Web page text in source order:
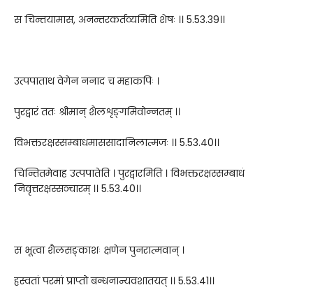
स चिन्तयामास, अनन्तरकर्तव्यमिति शेषः ।। 5.53.39।।
उत्पपाताथ वेगेन ननाद च महाकपिः ।
पुरद्वारं ततः श्रीमान् शैलशृङ्गमिवोन्नतम् ।।
विभक्तरक्षस्सम्बाधमाससादानिलात्मजः ।। 5.53.40।।
चिन्तितमेवाह उत्पपातेति । पुरद्वारमिति । विभक्तरक्षस्सम्बाधं
निवृत्तरक्षस्सञ्चारम् ।। 5.53.40।।
स भूत्वा शैलसङ्काशः क्षणेन पुनरात्मवान् ।
ह्रस्वतां परमां प्राप्तो बन्धनान्यवशातयत् ।। 5.53.41।।